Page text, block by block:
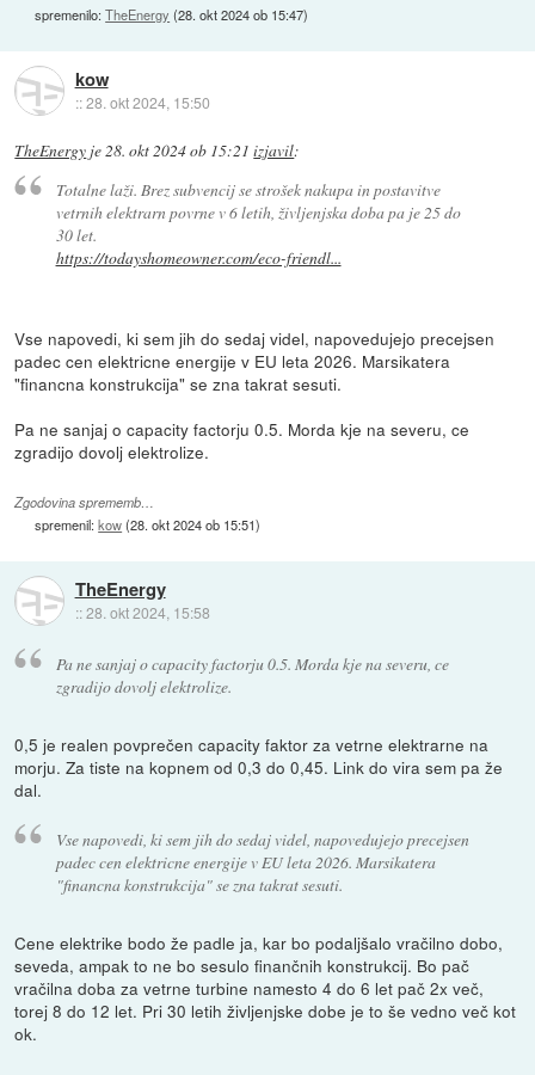
spremenilo:TheEnergy (28. okt 2024 ob 15:47)
kow
::28. okt 2024, 15:50
TheEnergy je28. okt 2024 ob 15:21 izjavil:
Totalne laži. Brez subvencij se strošek nakupa in postavitve
vetrnih elektrarn povrne v 6 letih, življenjska doba pa je 25 do
30 let.
https://todayshomeowner.com/eco-friendl...
Vse napovedi, ki sem jih do sedaj videl, napovedujejo precejsen
padec cen elektricne energije v EU leta 2026. Marsikatera
"financna konstrukcija" se zna takrat sesuti.
Pa ne sanjaj o capacity factorju 0.5. Morda kje na severu, ce
zgradijo dovolj elektrolize.
Zgodovina sprememb…
spremenil:kow(28. okt 2024 ob 15:51)
TheEnergy
::28. okt 2024, 15:58
Pa ne sanjaj o capacity factorju 0.5. Morda kje na severu, ce
zgradijo dovolj elektrolize.
0,5 je realen povprečen capacity faktor za vetrne elektrarne na
morju. Za tiste na kopnem od 0,3 do 0,45. Link do vira sem pa že
dal.
Vse napovedi, ki sem jih do sedaj videl, napovedujejo precejsen
padec cen elektricne energije v EU leta 2026. Marsikatera
"financna konstrukcija" se zna takrat sesuti.
Cene elektrike bodo že padle ja, kar bo podaljšalo vračilno dobo,
seveda, ampak to ne bo sesulo finančnih konstrukcij. Bo pač
vračilna doba za vetrne turbine namesto 4 do 6 let pač 2x več,
torej 8 do 12 let. Pri 30 letih življenjske dobe je to še vedno več kot
ok.